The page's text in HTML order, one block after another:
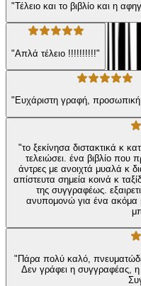
"Τέλειο και το βιβλίο και η
"Απλά τέλειο !!!!!!!!!!"
"Ευχάριστη γραφή, προσωπική,
"το ξεκίνησα διστακτικά κ
τελειώσει. ένα βιβλίο που
άντρες με ανοιχτά μυαλά κ
απίστευτα σημεία κοινά κ
της συγγραφέως.
ανυπομονώ για ένα ακόμα
"Πάρα πολύ καλό,
Δεν γράφει η συγγραφέας, η